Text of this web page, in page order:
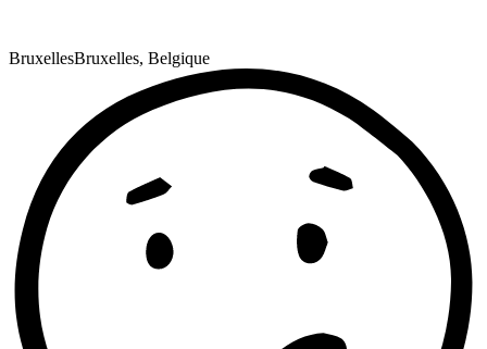
BruxellesBruxelles, Belgique